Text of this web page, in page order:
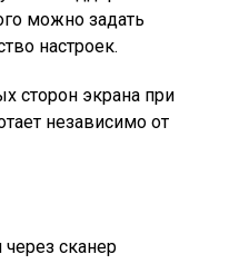
можно задать
настроек.
сторон экрана при
независимо от
сканер